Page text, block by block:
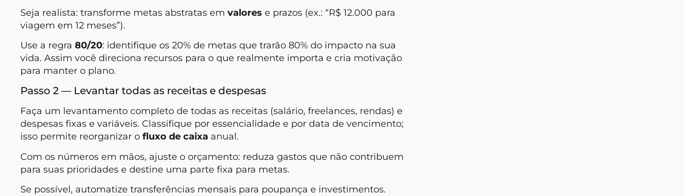
Seja realista: transforme metas abstratas em valores e prazos (ex.: “R$ 12.000 para
viagem em 12 meses”).
Use a regra 80/20: identifique os 20% de metas que trarão 80% do impacto na sua
vida. Assim você direciona recursos para o que realmente importa e cria motivação
para manter o plano.
Passo 2 — Levantar todas as receitas e despesas
Faça um levantamento completo de todas as receitas (salário, freelances, rendas) e
despesas fixas e variáveis. Classifique por essencialidade e por data de vencimento;
isso permite reorganizar o fluxo de caixa anual.
Com os números em mãos, ajuste o orçamento: reduza gastos que não contribuem
para suas prioridades e destine uma parte fixa para metas.
Se possível, automatize transferências mensais para poupança e investimentos.